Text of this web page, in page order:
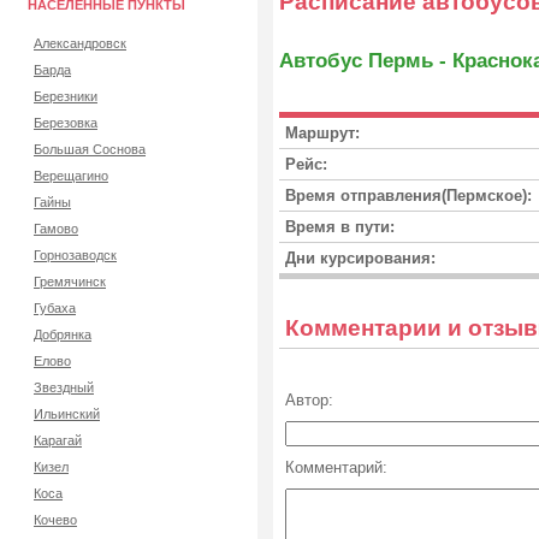
НАСЕЛЕННЫЕ ПУНКТЫ
Александровск
Барда
Березники
Березовка
Большая Соснова
Верещагино
Гайны
Гамово
Горнозаводск
Гремячинск
Губаха
Добрянка
Елово
Звездный
Ильинский
Карагай
Кизел
Коса
Кочево
Автобус Пермь -
Маршрут:
Рейс:
Время отправления(Пермское):
Время в пути:
Дни курсирования:
Комментарии и
Автор:
Комментарий: